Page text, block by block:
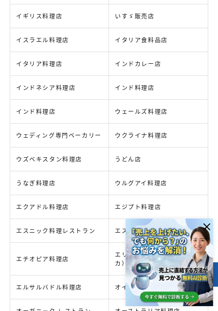
イギリス料理店 いすゞ販売店
イスラエル料理店 イタリア食料品店
イタリア料理店 インドカレー店
インドネシア料理店 インド料理店
インド料理店 ウェールズ料理店
ウェディング専門ベーカリー ウクライナ料理店
ウズベキスタン料理店 うどん店
うなぎ料理店 ウルグアイ料理店
エクアドル料理店 エジプト料理店
エスニック料理レストラン エスプレッソ バー
エチオピア料理店
エリトリア料理店（アフリ
カ）
エルサルバドル料理店 オイスターバー レストラン
目次